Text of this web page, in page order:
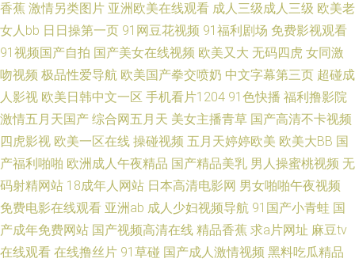
人妻97 亚洲黄页大全免费看 91午夜成人 伦理鲁丝影院 五月婷婷激情深爱 国
产自拍八 日韩福利sss 91传媒在线观看免费入口 AV123在线导航 欧美黄色网
在线 色欲天天网久久 亚洲综合激情色网 91最新地址网址 欧美性爱网址
观看 九九热精品一区 男人精品天堂 亚洲国产精品久久 伊人娱乐大香蕉 在线
观看亚洲色图 午夜福利专区 亚洲av伦理精品 午夜精品人妻第一页 天天干天
天亲天天干 日韩成人在线入口 午夜操逼青青草AV 亚洲综合网 亚洲综合成人
香蕉 激情另类图片 亚洲欧美在线观看 成人三级成人三级 欧美老
女人bb 日日操第一页 91网豆花视频 91福利剧场 免费影视观看
91视频国产自拍 国产美女在线视频 欧美又大 无码四虎 女同激
吻视频 极品性爱导航 欧美国产拳交喷奶 中文字幕第三页 超碰成
人影视 欧美日韩中文一区 手机看片1204 91色快播 福利撸影院
激情五月天国产 综合网五月天 美女主播青草 国产高清不卡视频
四虎影视 欧美一区在线 操碰视频 五月天婷婷欧美 欧美大BB 国
产福利啪啪 欧洲成人午夜精品 国产精品美乳 男人操蜜桃视频 无
码射精网站 18成年人网站 日本高清电影网 男女啪啪午夜视频
免费电影在线观看 亚洲ab 成人少妇视频导航 91国产小青蛙 国
产成年免费网站 国产视频高清在线 精品香蕉 求a片网址 麻豆tv
在线观看 在线撸丝片 91草碰 国产成人激情视频 黑料吃瓜精品